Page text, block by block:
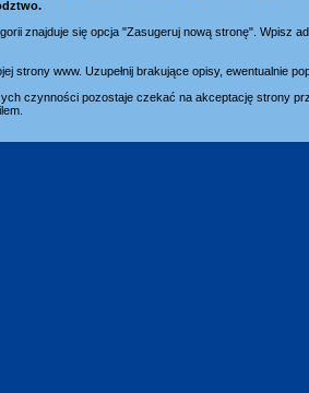
znajduje się opcja "Zasugeruj nową stronę". Wpisz
strony www. Uzupełnij brakujące opisy, ewentualnie
czynności pozostaje czekać na akceptację strony